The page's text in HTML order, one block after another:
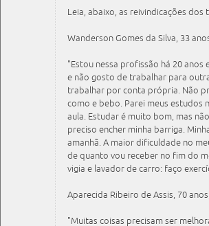
Leia, abaixo, as reivindicações
Wanderson Gomes da Silva, 33
"Estou nessa profissão há 20
e não gosto de trabalhar para
trabalhar por conta própria. Não
como e bebo. Parei meus estudos
aula. Estudar é muito bom, mas
preciso encher minha barriga.
amanhã. A maior dificuldade no
de quanto vou receber no fim do
vigia e lavador de carro: faço
Aparecida Ribeiro de Assis, 70
"Muitas coisas precisam ser